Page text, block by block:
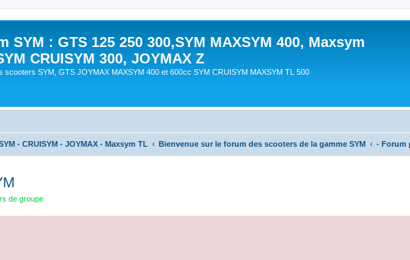
SYM : GTS 125 250 300,SYM MAXSYM 400, Maxsym
CRUISYM 300, JOYMAX Z
scooters SYM, GTS JOYMAX MAXSYM 400 et 600cc SYM CRUISYM MAXSYM TL 500
- CRUISYM - JOYMAX - Maxsym TL Bienvenue sur le forum des scooters de la gamme SYM - Forum
de groupe